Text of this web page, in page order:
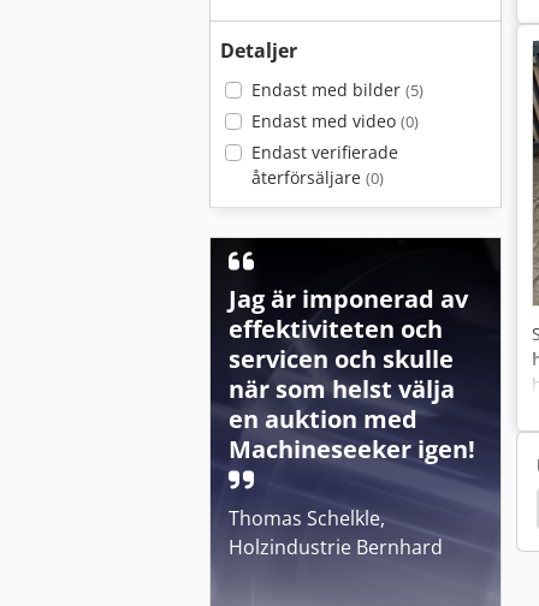
Detaljer
Endast med bilder (5)
Endast med video (0)
Endast verifierade
återförsäljare (0)
Jag är imponerad av
effektiviteten och
servicen och skulle
när som helst välja
en auktion med
Machineseeker igen!
Thomas Schelkle,
Holzindustrie Bernhard
Agria 5400